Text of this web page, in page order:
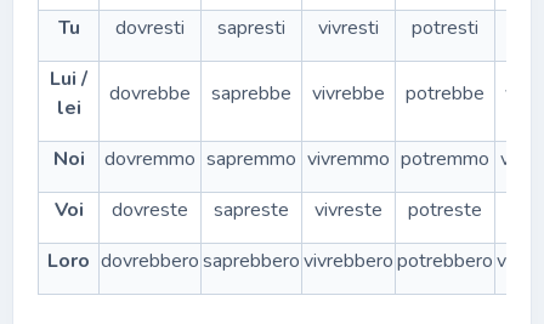
Tu
dovresti sapresti vivresti potresti
Lui /
lei
dovrebbe saprebbe vivrebbe potrebbe
Noi dovremmo sapremmo vivremmo potremmo
Voi
dovreste sapreste vivreste potreste
Loro dovrebberosaprebberovivrebberopotrebbero